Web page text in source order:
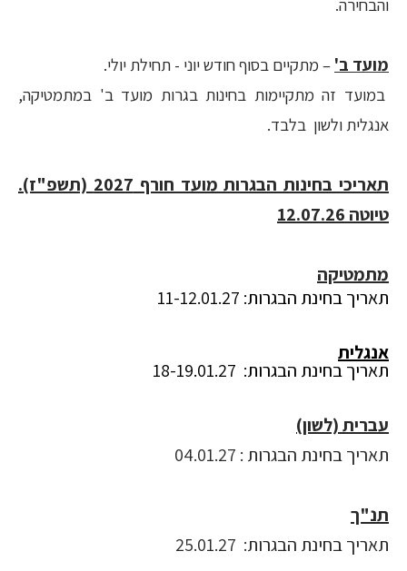
והבחירה.
מועד ב' – מתקיים בסוף חודש יוני - תחילת יולי.
במועד זה מתקיימות בחינות בגרות מועד ב' במתמטיקה,
אנגלית ולשון בלבד.
תאריכי בחינות הבגרות מועד חורף 2027 (תשפ"ז).
טיוטה 12.07.26
מתמטיקה
תאריך בחינת הבגרות: 11-12.01.27
אנגלית
תאריך בחינת הבגרות: 18-19.01.27
עברית (לשון)
תאריך בחינת הבגרות : 04.01.27
תנ"ך
תאריך בחינת הבגרות: 25.01.27